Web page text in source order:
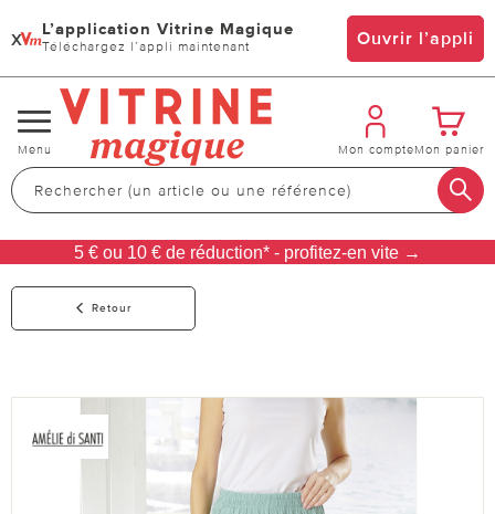
x L’application Vitrine Magique
Téléchargez l’appli maintenant Ouvrir l’appli
Changer
de
navigation
Menu Mon compteMon panier
5 € ou 10 € de réduction* - profitez-en vite →
Retour